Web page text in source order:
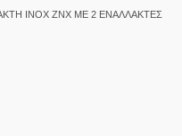
INOX ΖΝΧ ΜΕ 2 ΕΝΑΛΛΑΚΤΕΣ